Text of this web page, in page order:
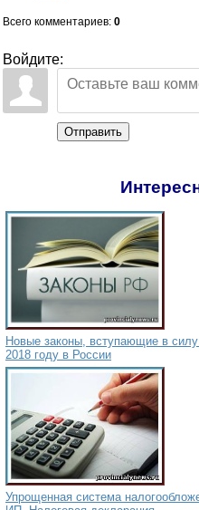
Всего комментариев: 0
Войдите:
Отправить
Новые законы, вступающие в
2018 году в России
Упрощенная система